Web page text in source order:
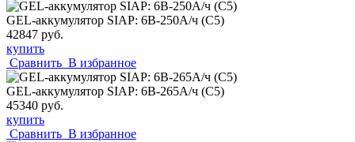
GEL-аккумулятор SIAP: 6В-250А/ч (С5)
42847 руб.
купить
Сравнить В избранное
GEL-аккумулятор SIAP: 6В-265А/ч (С5)
45340 руб.
купить
Сравнить В избранное